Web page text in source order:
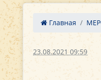
Главная
23.08.2021 09:59